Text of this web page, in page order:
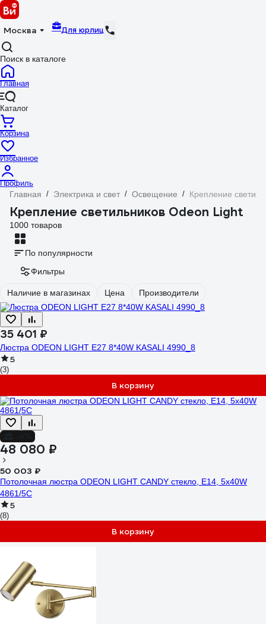
Москва Для юрлиц
Поиск в каталоге
Главная
Каталог
Корзина
Избранное
Профиль
Главная / Электрика и свет / Освещение / Крепление
Крепление светильников Odeon Light
1000 товаров
По популярности
Фильтры
Наличие в магазинах Цена Производители
35 401 ₽
Люстра ODEON LIGHT E27 8*40W KASALI 4990_8
5
(3)
В корзину
48 080 ₽
50 003 ₽
Потолочная люстра ODEON LIGHT CANDY стекло, E14, 5х40W
4861/5C
5
(8)
В корзину